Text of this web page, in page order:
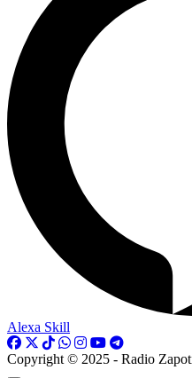
Alexa Skill
Copyright © 2025 - Radio